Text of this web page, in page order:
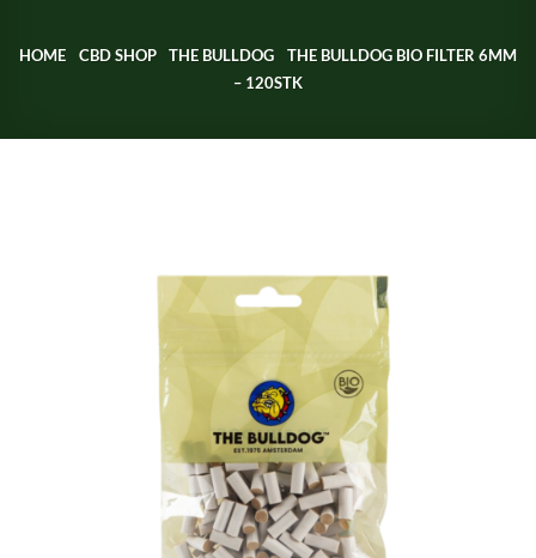
HOME CBD SHOP THE BULLDOG
THE BULLDOG BIO FILTER 6MM
– 120STK